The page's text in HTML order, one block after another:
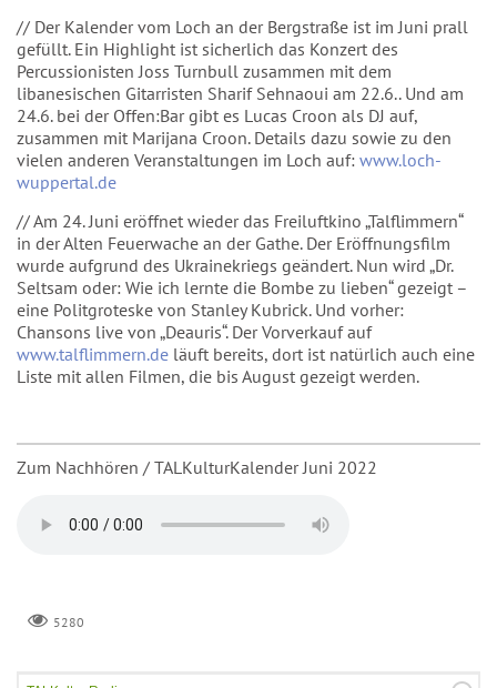
// Der Kalender vom Loch an der Bergstraße ist im Juni prall
gefüllt. Ein Highlight ist sicherlich das Konzert des
Percussionisten Joss Turnbull zusammen mit dem
libanesischen Gitarristen Sharif Sehnaoui am 22.6.. Und am
24.6. bei der Offen:Bar gibt es Lucas Croon als DJ auf,
zusammen mit Marijana Croon. Details dazu sowie zu den
vielen anderen Veranstaltungen im Loch auf: www.loch-
wuppertal.de
// Am 24. Juni eröffnet wieder das Freiluftkino „Talflimmern“
in der Alten Feuerwache an der Gathe. Der Eröffnungsfilm
wurde aufgrund des Ukrainekriegs geändert. Nun wird „Dr.
Seltsam oder: Wie ich lernte die Bombe zu lieben“ gezeigt –
eine Politgroteske von Stanley Kubrick. Und vorher:
Chansons live von „Deauris“. Der Vorverkauf auf
www.talflimmern.de läuft bereits, dort ist natürlich auch eine
Liste mit allen Filmen, die bis August gezeigt werden.
Zum Nachhören / TALKulturKalender Juni 2022
5280